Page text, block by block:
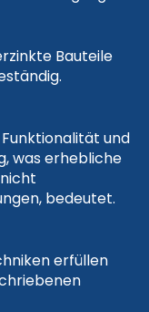
Bauteile
und
was erhebliche
bedeutet.
erfüllen